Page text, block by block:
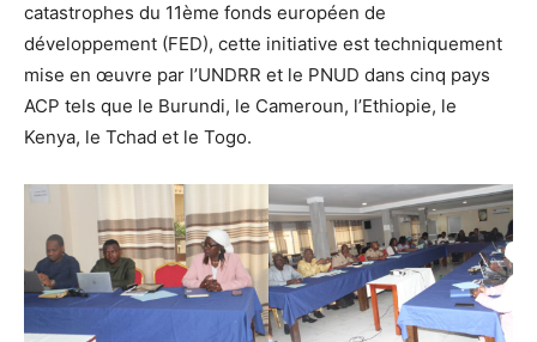
catastrophes du 11ème fonds européen de
développement (FED), cette initiative est techniquement
mise en œuvre par l’UNDRR et le PNUD dans cinq pays
ACP tels que le Burundi, le Cameroun, l’Ethiopie, le
Kenya, le Tchad et le Togo.